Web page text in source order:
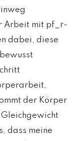
Arbeit mit pf_r-
dabei, diese
der Körper
Gleichgewicht
dass meine